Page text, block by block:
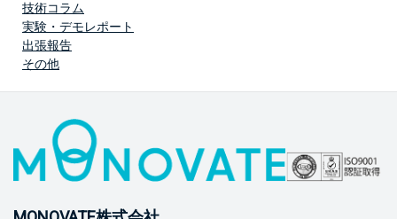
技術コラム
実験・デモレポート
出張報告
その他